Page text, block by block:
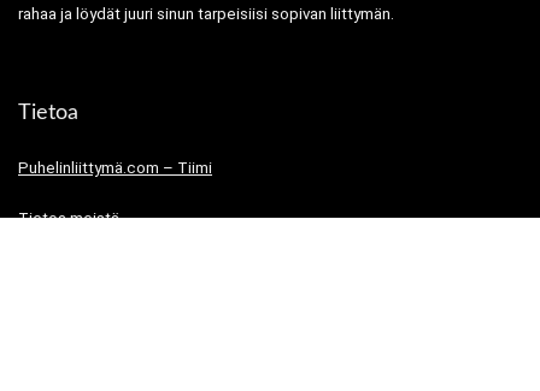
rahaa ja löydät juuri sinun tarpeisiisi sopivan liittymän.
Tietoa
Puhelinliittymä.com – Tiimi
Tietoa meistä